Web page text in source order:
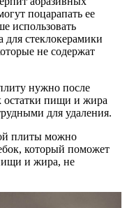
поцарапать ее
использовать
для стеклокерамики
не содержат
нужно после
остатки пищи и жира
для удаления.
плиты можно
который поможет
и жира, не